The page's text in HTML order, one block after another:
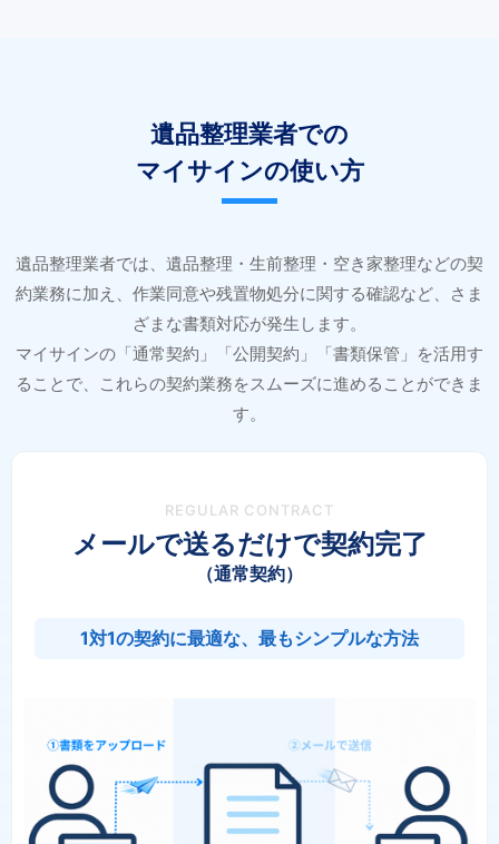
遺品整理業者での
マイサインの使い方
遺品整理業者では、遺品整理・生前整理・空き家整理などの契
約業務に加え、作業同意や残置物処分に関する確認など、さま
ざまな書類対応が発生します。
マイサインの「通常契約」「公開契約」「書類保管」を活用す
ることで、これらの契約業務をスムーズに進めることができま
す。
REGULAR CONTRACT
メールで送るだけで契約完了
（通常契約）
1対1の契約に最適な、最もシンプルな方法